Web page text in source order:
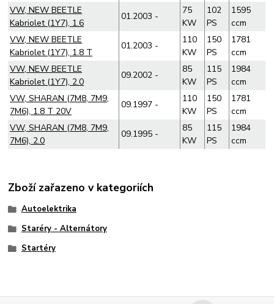
VW, NEW BEETLE
Kabriolet (1Y7), 1.6
01.2003 -
75
KW
102
PS
1595
ccm
VW, NEW BEETLE
Kabriolet (1Y7), 1.8 T
01.2003 -
110
KW
150
PS
1781
ccm
VW, NEW BEETLE
Kabriolet (1Y7), 2.0
09.2002 -
85
KW
115
PS
1984
ccm
VW, SHARAN (7M8, 7M9,
7M6), 1.8 T 20V
09.1997 -
110
KW
150
PS
1781
ccm
VW, SHARAN (7M8, 7M9,
7M6), 2.0
09.1995 -
85
KW
115
PS
1984
ccm
Zboží zařazeno v kategoriích
Autoelektrika
Staréry - Alternátory
Startéry